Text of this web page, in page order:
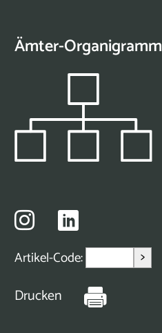
Ämter-Organigramm
Artikel-Code: >
Drucken